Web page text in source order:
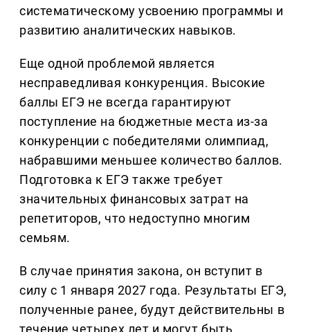
систематическому усвоению программы и
развитию аналитических навыков.
Еще одной проблемой является
несправедливая конкуренция. Высокие
баллы ЕГЭ не всегда гарантируют
поступление на бюджетные места из-за
конкуренции с победителями олимпиад,
набравшими меньшее количество баллов.
Подготовка к ЕГЭ также требует
значительных финансовых затрат на
репетиторов, что недоступно многим
семьям.
В случае принятия закона, он вступит в
силу с 1 января 2027 года. Результаты ЕГЭ,
полученные ранее, будут действительны в